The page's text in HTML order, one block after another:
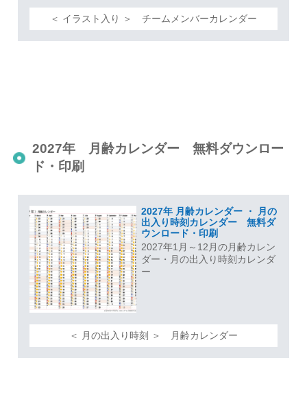
＜ イラスト入り ＞ チームメンバーカレンダー
2027年 月齢カレンダー 無料ダウンロー
ド・印刷
2027年 月齢カレンダー ・ 月の
出入り時刻カレンダー 無料ダ
ウンロード・印刷
2027年1月～12月の月齢カレン
ダー・月の出入り時刻カレンダ
ー
＜ 月の出入り時刻 ＞ 月齢カレンダー